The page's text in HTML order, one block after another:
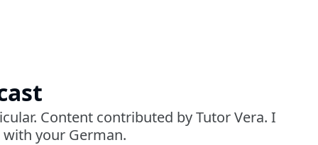
Content contributed by Tutor Vera. I
your German.